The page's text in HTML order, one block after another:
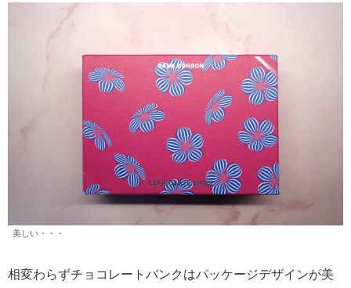
美しい・・・
相変わらずチョコレートバンクはパッケージデザインが美